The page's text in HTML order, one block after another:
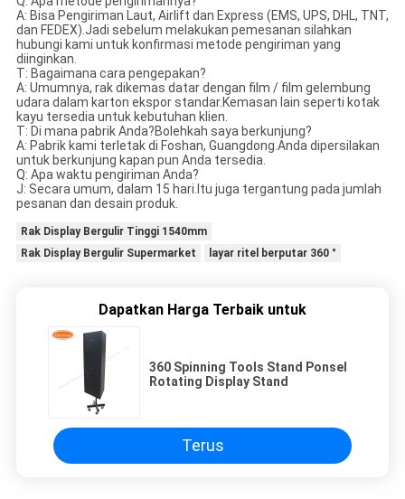
A: Bisa Pengiriman Laut, Airlift dan Express (EMS, UPS, DHL, TNT,
dan FEDEX).Jadi sebelum melakukan pemesanan silahkan
hubungi kami untuk konfirmasi metode pengiriman yang
diinginkan.
T: Bagaimana cara pengepakan?
A: Umumnya, rak dikemas datar dengan film / film gelembung
udara dalam karton ekspor standar.Kemasan lain seperti kotak
kayu tersedia untuk kebutuhan klien.
T: Di mana pabrik Anda?Bolehkah saya berkunjung?
A: Pabrik kami terletak di Foshan, Guangdong.Anda dipersilakan
untuk berkunjung kapan pun Anda tersedia.
Q: Apa waktu pengiriman Anda?
J: Secara umum, dalam 15 hari.Itu juga tergantung pada jumlah
pesanan dan desain produk.
Rak Display Bergulir Tinggi 1540mm
Rak Display Bergulir Supermarket
layar ritel berputar 360 °
Dapatkan Harga Terbaik untuk
360 Spinning Tools Stand Ponsel
Rotating Display Stand
Terus